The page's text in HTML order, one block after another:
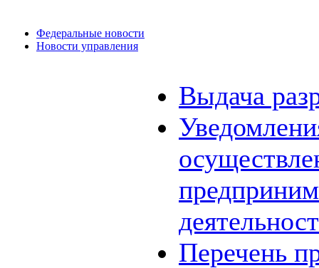
Федеральные новости
Новости управления
Выдача
Перечень